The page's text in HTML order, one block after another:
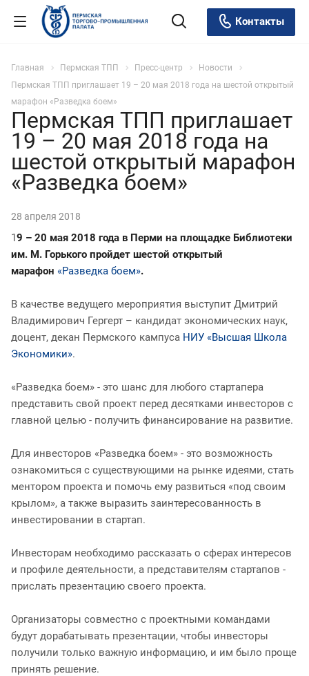
Контакты
Главная Пермская ТПП Пресс-центр
Новости
Пермская ТПП приглашает 19 – 20 мая 2018 года на шестой открытый
марафон «Разведка боем»
Пермская ТПП приглашает
19 – 20 мая 2018 года на
шестой открытый марафон
«Разведка боем»
28 апреля 2018
19 – 20 мая 2018 года в Перми на площадке Библиотеки
им. М. Горького пройдет шестой открытый
марафон «Разведка боем».
В качестве ведущего мероприятия выступит Дмитрий
Владимирович Гергерт – кандидат экономических наук,
доцент, декан Пермского кампуса НИУ «Высшая Школа
Экономики».
«Разведка боем» - это шанс для любого стартапера
представить свой проект перед десятками инвесторов с
главной целью - получить финансирование на развитие.
Для инвесторов «Разведка боем» - это возможность
ознакомиться с существующими на рынке идеями, стать
ментором проекта и помочь ему развиться «под своим
крылом», а также выразить заинтересованность в
инвестировании в стартап.
Инвесторам необходимо рассказать о сферах интересов
и профиле деятельности, а представителям стартапов -
прислать презентацию своего проекта.
Организаторы совместно с проектными командами
будут дорабатывать презентации, чтобы инвесторы
получили только важную информацию, и им было проще
принять решение.